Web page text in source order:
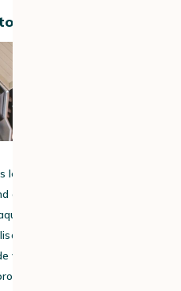
filtrante
les 2 mois. Mais,
de la zone
vous résidez,
D’ailleurs, au
votre machine,
sans doute